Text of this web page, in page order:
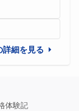
詳細を見る
体験記